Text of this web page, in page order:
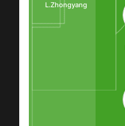
L.Zhongyang